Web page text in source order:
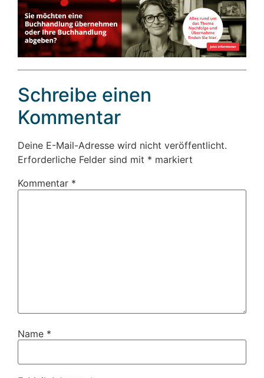
Schreibe einen
Kommentar
Deine E-Mail-Adresse wird nicht veröffentlicht.
Erforderliche Felder sind mit * markiert
Kommentar *
Name *